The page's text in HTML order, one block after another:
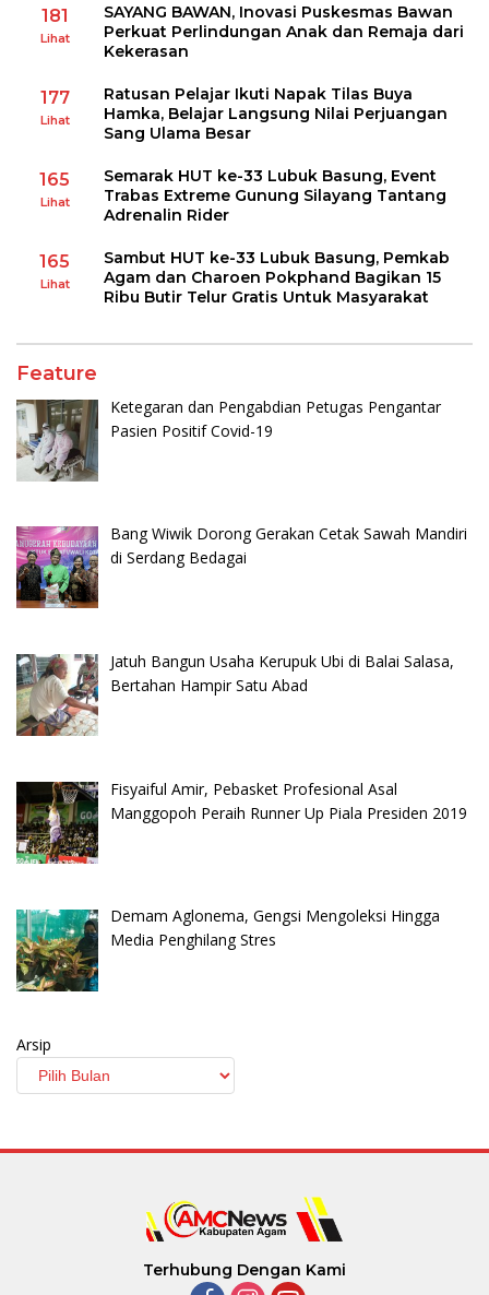
181
Lihat
SAYANG BAWAN, Inovasi Puskesmas Bawan
Perkuat Perlindungan Anak dan Remaja dari
Kekerasan
177
Lihat
Ratusan Pelajar Ikuti Napak Tilas Buya
Hamka, Belajar Langsung Nilai Perjuangan
Sang Ulama Besar
165
Lihat
Semarak HUT ke-33 Lubuk Basung, Event
Trabas Extreme Gunung Silayang Tantang
Adrenalin Rider
165
Lihat
Sambut HUT ke-33 Lubuk Basung, Pemkab
Agam dan Charoen Pokphand Bagikan 15
Ribu Butir Telur Gratis Untuk Masyarakat
Feature
Ketegaran dan Pengabdian Petugas Pengantar
Pasien Positif Covid-19
Bang Wiwik Dorong Gerakan Cetak Sawah Mandiri
di Serdang Bedagai
Jatuh Bangun Usaha Kerupuk Ubi di Balai Salasa,
Bertahan Hampir Satu Abad
Fisyaiful Amir, Pebasket Profesional Asal
Manggopoh Peraih Runner Up Piala Presiden 2019
Demam Aglonema, Gengsi Mengoleksi Hingga
Media Penghilang Stres
Arsip
Terhubung Dengan Kami